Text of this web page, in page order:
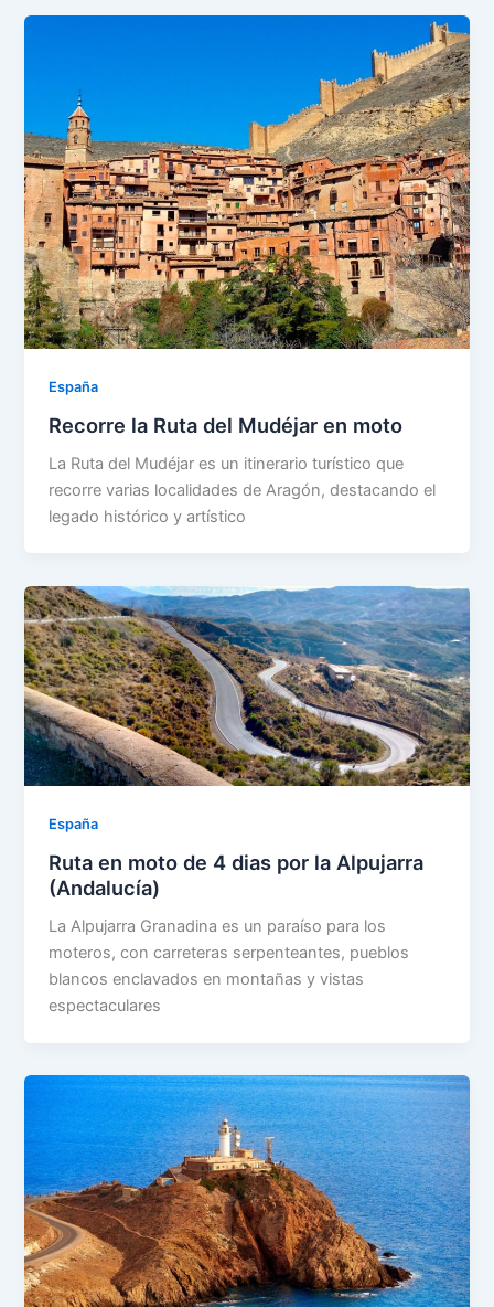
España
Recorre la Ruta del Mudéjar en moto
La Ruta del Mudéjar es un itinerario turístico que
recorre varias localidades de Aragón, destacando el
legado histórico y artístico
España
Ruta en moto de 4 dias por la Alpujarra
(Andalucía)
La Alpujarra Granadina es un paraíso para los
moteros, con carreteras serpenteantes, pueblos
blancos enclavados en montañas y vistas
espectaculares